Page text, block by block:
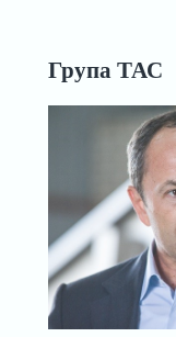
Група ТАС